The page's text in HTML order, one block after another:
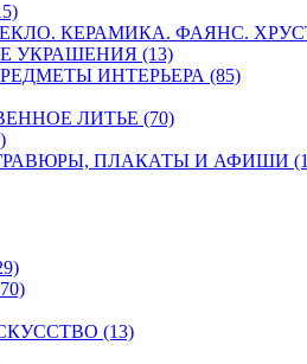
КЕРАМИКА. ФАЯНС.
УКРАШЕНИЯ (13)
ИНТЕРЬЕРА (85)
ЛИТЬЕ (70)
ПЛАКАТЫ И АФИШИ
(13)